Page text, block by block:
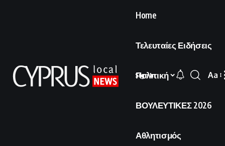
Home
Τελευταίες Ειδήσεις
Πολιτική
ΒΟΥΛΕΥΤΙΚΕΣ 2026
Αθλητισμός
Sign In
Font
Aa